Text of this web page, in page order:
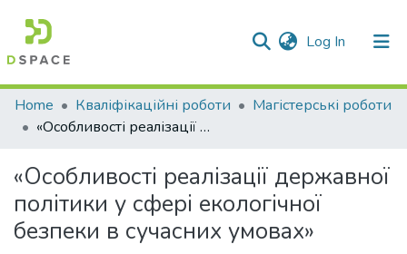
Log In (current)
Communities & Collections
Statistics
Home Кваліфікаційні роботи
Магістерські роботи
«Особливості реалізації державної політики у сфері екологічної безпеки в сучасних умовах»
«Особливості реалізації державної
політики у сфері екологічної
безпеки в сучасних умовах»